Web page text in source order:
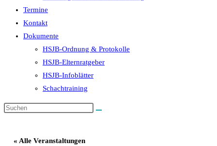
Termine
Kontakt
Dokumente
HSJB-Ordnung & Protokolle
HSJB-Elternratgeber
HSJB-Infoblätter
Schachtraining
« Alle Veranstaltungen